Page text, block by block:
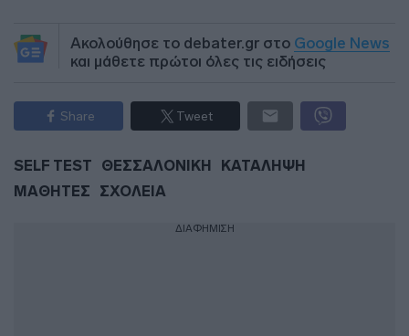
Ακολούθησε το debater.gr στο Google News
και μάθετε πρώτοι όλες τις ειδήσεις
Share Tweet
SELF TEST ΘΕΣΣΑΛΟΝΙΚΗ
ΚΑΤΑΛΗΨΗ
ΜΑΘΗΤΕΣ
ΣΧΟΛΕΙΑ
ΔΙΑΦΗΜΙΣΗ